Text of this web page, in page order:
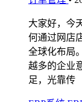
大家好，今
何通过网店
全球化布局
越多的企业
足，光靠传